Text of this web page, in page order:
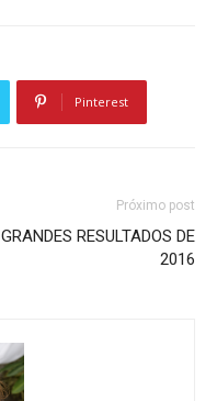
Pinterest
Próximo post
GRANDES RESULTADOS DE
2016